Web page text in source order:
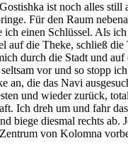
ist noch alles still
Für den Raum
ich einen Schlüssel. Als
auf die Theke, schließ die
durch die Stadt und auf
vor und so stopp
an, die das Navi
und wieder zurück,
Ich dreh um und fahr
biege diesmal rechts ab.
von Kolomna